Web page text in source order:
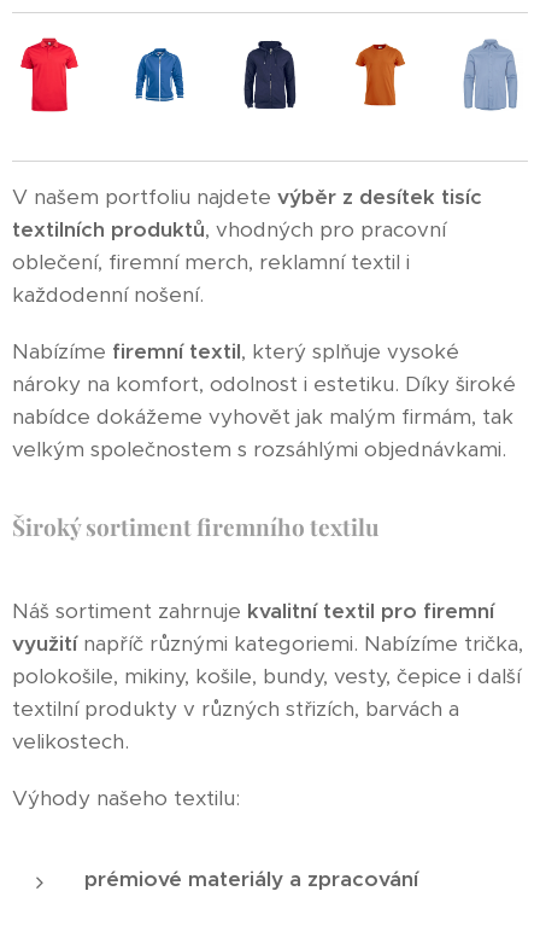
V našem portfoliu najdete výběr z desítek tisíc
textilních produktů, vhodných pro pracovní
oblečení, firemní merch, reklamní textil i
každodenní nošení.
Nabízíme firemní textil, který splňuje vysoké
nároky na komfort, odolnost i estetiku. Díky široké
nabídce dokážeme vyhovět jak malým firmám, tak
velkým společnostem s rozsáhlými objednávkami.
Široký sortiment firemního textilu
Náš sortiment zahrnuje kvalitní textil pro firemní
využitínapříč různými kategoriemi. Nabízíme trička,
polokošile, mikiny, košile, bundy, vesty, čepice i další
textilní produkty v různých střizích, barvách a
velikostech.
Výhody našeho textilu:
prémiové materiály a zpracování